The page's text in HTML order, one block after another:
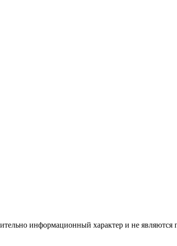
информационный характер и не